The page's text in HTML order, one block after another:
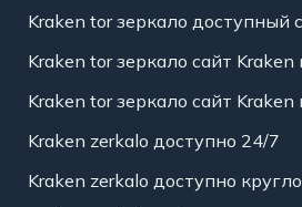
Kraken tor зеркало доступный
Kraken tor зеркало сайт Kraken
Kraken tor зеркало сайт Kraken
Kraken zerkalo доступно 24/7
Kraken zerkalo доступно